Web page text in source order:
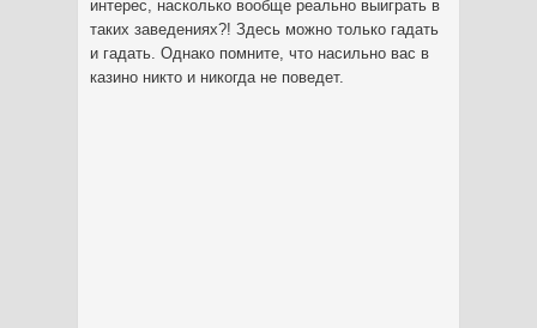
интерес, насколько вообще реально выиграть в
таких заведениях?! Здесь можно только гадать
и гадать. Однако помните, что насильно вас в
казино никто и никогда не поведет.